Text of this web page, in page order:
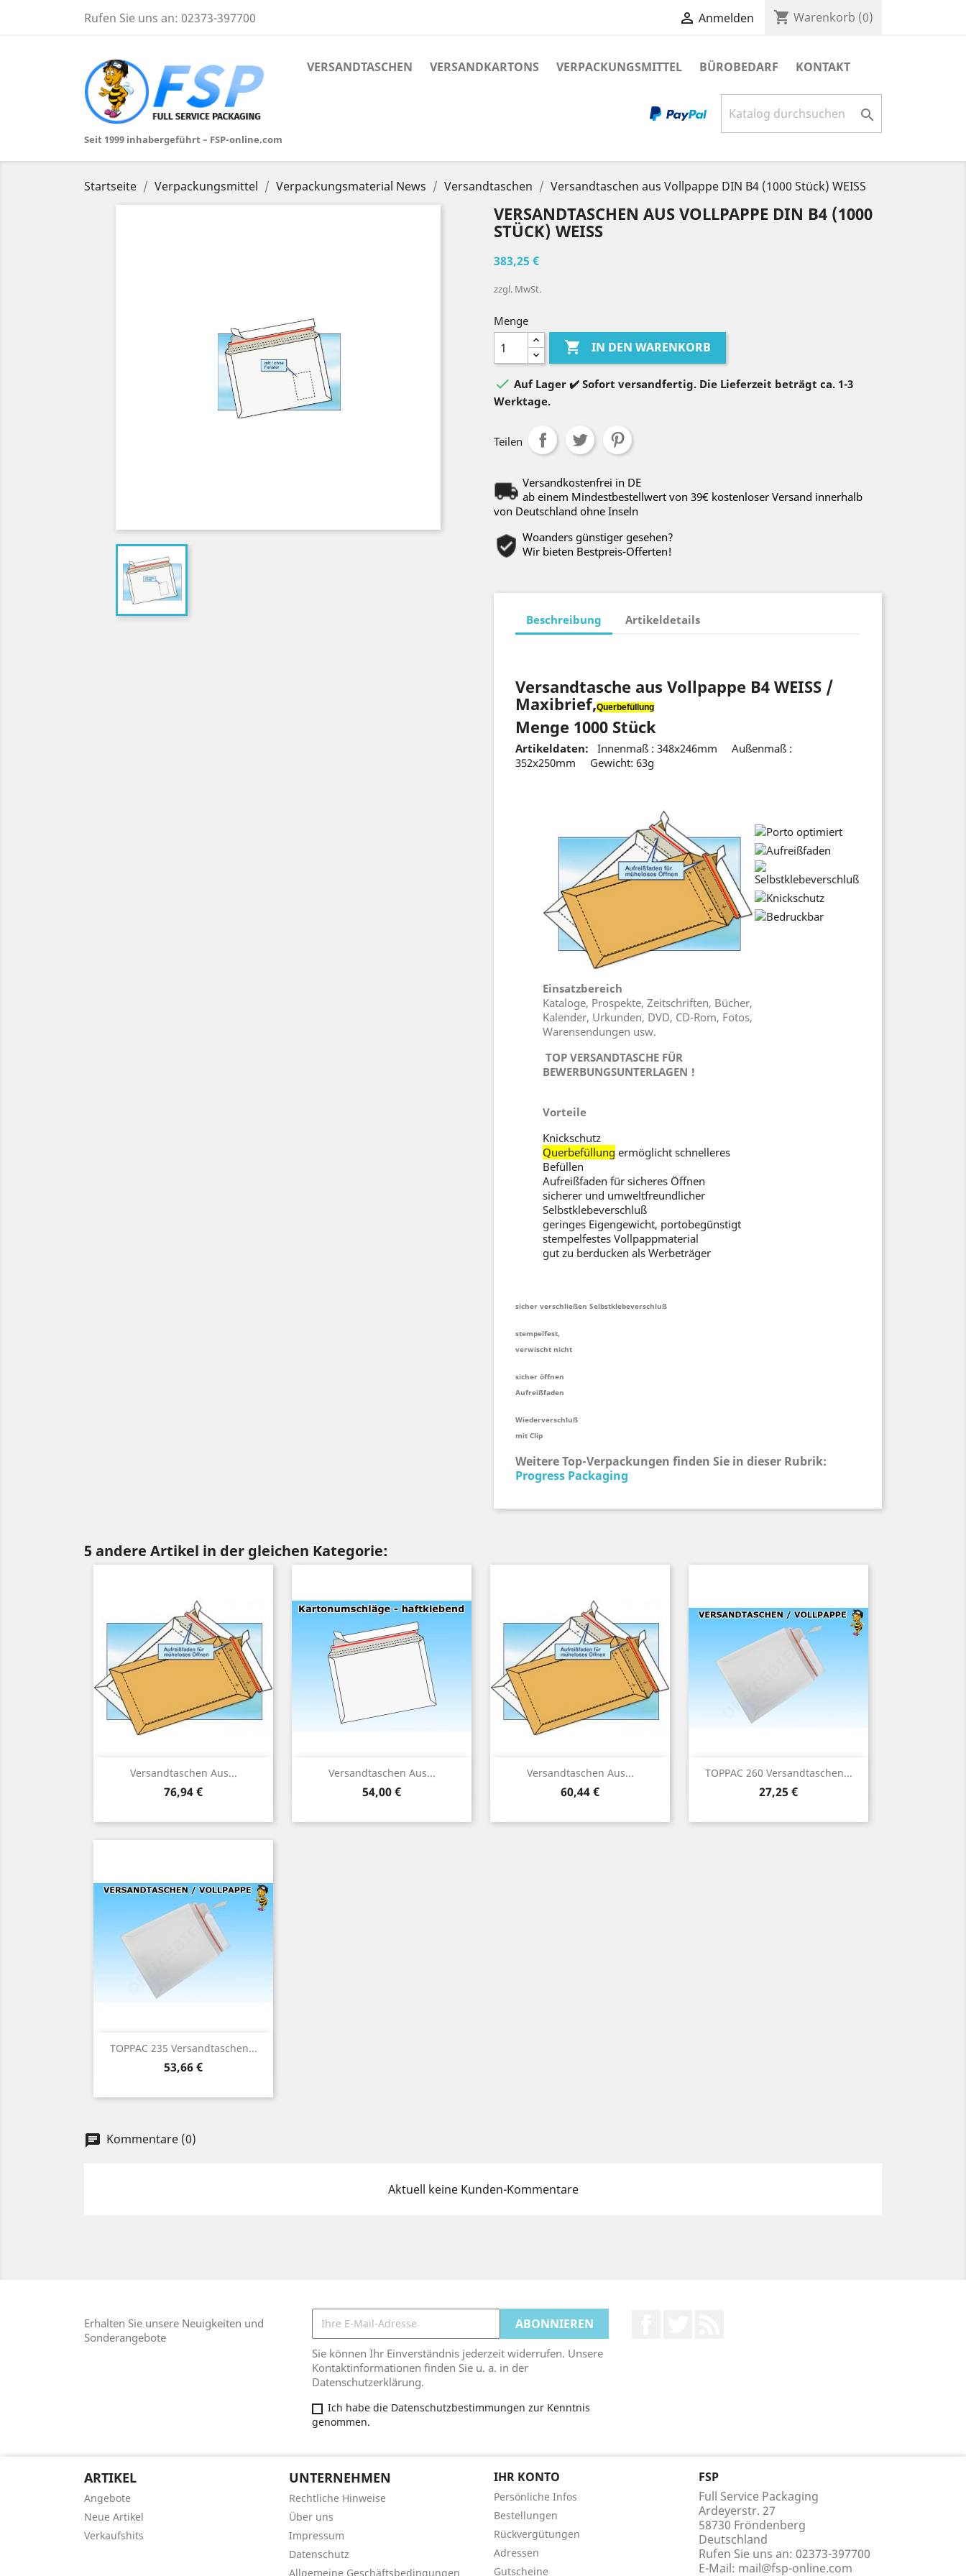
Rufen Sie uns an: 02373-397700  Anmelden shopping_cart Warenkorb (0)
Seit 1999 inhabergeführt – FSP-online.com
VERSANDTASCHEN VERSANDKARTONS VERPACKUNGSMITTEL BÜROBEDARF KONTAKT

Startseite Verpackungsmittel Verpackungsmaterial News Versandtaschen Versandtaschen aus Vollpappe DIN B4 (1000 Stück) WEISS
VERSANDTASCHEN AUS VOLLPAPPE DIN B4 (1000
STÜCK) WEISS
383,25 €
zzgl. MwSt.
Menge
 IN DEN WARENKORB
 Auf Lager ✔️ Sofort versandfertig. Die Lieferzeit beträgt ca. 1-3
Werktage.
Teilen
Versandkostenfrei in DE
ab einem Mindestbestellwert von 39€ kostenloser Versand innerhalb
von Deutschland ohne Inseln
Woanders günstiger gesehen?
Wir bieten Bestpreis-Offerten!
Beschreibung Artikeldetails
Versandtasche aus Vollpappe B4 WEISS /
Maxibrief,Querbefüllung
Menge 1000 Stück
Artikeldaten: Innenmaß : 348x246mm Außenmaß :
352x250mm Gewicht: 63g
Einsatzbereich
Kataloge, Prospekte, Zeitschriften, Bücher,
Kalender, Urkunden, DVD, CD-Rom, Fotos,
Warensendungen usw.
TOP VERSANDTASCHE FÜR
BEWERBUNGSUNTERLAGEN !
Vorteile
Knickschutz
Querbefüllung ermöglicht schnelleres
Befüllen
Aufreißfaden für sicheres Öffnen
sicherer und umweltfreundlicher
Selbstklebeverschluß
geringes Eigengewicht, portobegünstigt
stempelfestes Vollpappmaterial
gut zu berducken als Werbeträger
sicher verschließen Selbstklebeverschluß
stempelfest,
verwischt nicht
sicher öffnen
Aufreißfaden
Wiederverschluß
mit Clip
Weitere Top-Verpackungen finden Sie in dieser Rubrik:
Progress Packaging
5 andere Artikel in der gleichen Kategorie:
Versandtaschen Aus...
Preis
76,94 €
Vorschau Versandtaschen Aus...
Preis
54,00 €
Vorschau Versandtaschen Aus...
Preis
60,44 €
Vorschau TOPPAC 260 Versandtaschen...
Preis
27,25 €
Vorschau
TOPPAC 235 Versandtaschen...
Preis
53,66 €
Vorschau
chat Kommentare (0)
Aktuell keine Kunden-Kommentare
Erhalten Sie unsere Neuigkeiten und
Sonderangebote
Sie können Ihr Einverständnis jederzeit widerrufen. Unsere
Kontaktinformationen finden Sie u. a. in der
Datenschutzerklärung.
Ich habe die Datenschutzbestimmungen zur Kenntnis
genommen.
ARTIKEL
Angebote
Neue Artikel
Verkaufshits
UNTERNEHMEN
Rechtliche Hinweise
Über uns
Impressum
Datenschutz
Allgemeine Geschäftsbedingungen
IHR KONTO
Persönliche Infos
Bestellungen
Rückvergütungen
Adressen
Gutscheine
FSP
Full Service Packaging
Ardeyerstr. 27
58730 Fröndenberg
Deutschland
Rufen Sie uns an: 02373-397700
E-Mail: mail@fsp-online.com